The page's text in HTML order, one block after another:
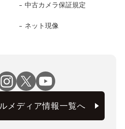
中古カメラ保証規定
ネット現像
メディア情報一覧へ